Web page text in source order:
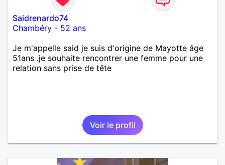
Saidrenardo74
Chambéry - 52 ans
Je m'appelle said je suis d'origine de Mayotte âge
51ans .je souhaite rencontrer une femme pour une
relation sans prise de tête
Voir le profil